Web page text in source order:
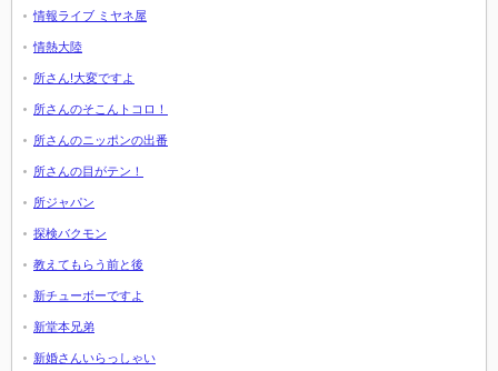
情報ライブ ミヤネ屋
情熱大陸
所さん!大変ですよ
所さんのそこんトコロ！
所さんのニッポンの出番
所さんの目がテン！
所ジャパン
探検バクモン
教えてもらう前と後
新チューボーですよ
新堂本兄弟
新婚さんいらっしゃい